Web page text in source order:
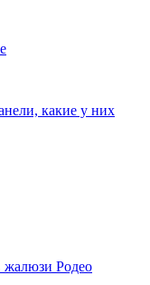
какие у них
жалюзи Родео